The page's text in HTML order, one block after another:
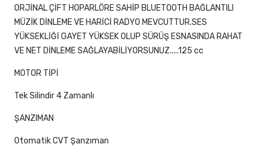
ORJİNAL ÇİFT HOPARLÖRE SAHİP BLUETOOTH BAĞLANTILI
MÜZİK DİNLEME VE HARİCİ RADYO MEVCUTTUR.SES
YÜKSEKLİĞİ GAYET YÜKSEK OLUP SÜRÜŞ ESNASINDA RAHAT
VE NET DİNLEME SAĞLAYABİLİYORSUNUZ.....125 cc
MOTOR TİPİ
Tek Silindir 4 Zamanlı
ŞANZIMAN
Otomatik CVT Şanzıman